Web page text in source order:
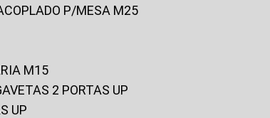
P/MESA M25
M15
2 PORTAS UP
UP